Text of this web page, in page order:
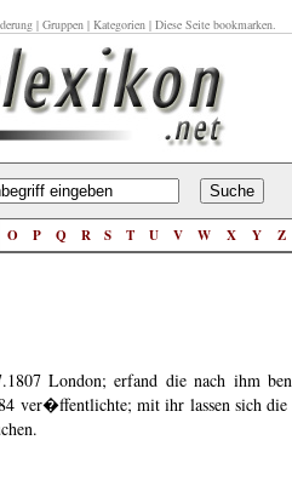
| Gruppen| Kategorien| Diese Seite bookmarken.
O P Q R S T U V W X Y Z
London; erfand die nach ihm
ver�ffentlichte; mit ihr lassen sich die